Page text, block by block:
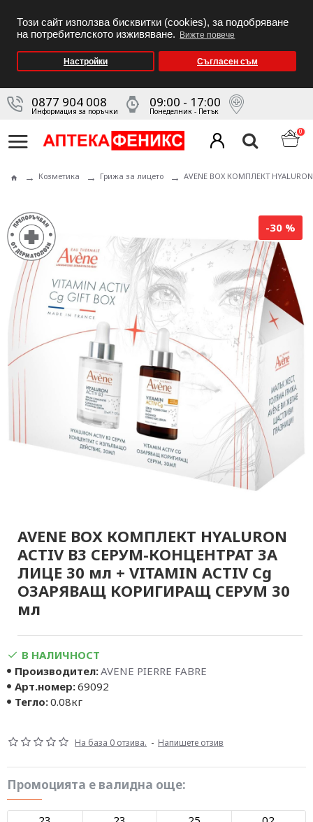
Този сайт използва бисквитки (cookies), за подобряване
на потребителското изживяване.
Вижте повече
Настройки Съгласен съм
0877 904 008
Информация за поръчки
09:00 - 17:00
Понеделник - Петък
0
Козметика Грижа за лицето AVENE BOX КОМПЛЕКТ
-30 %
AVENE BOX КОМПЛЕКТ HYALURON
ACTIV B3 СЕРУМ-КОНЦЕНТРАТ ЗА
ЛИЦЕ 30 мл + VITAMIN ACTIV Cg
ОЗАРЯВАЩ КОРИГИРАЩ СЕРУМ 30
мл
В НАЛИЧНОСТ
Производител:AVENE PIERRE FABRE
Арт.номер:69092
Тегло:0.08кг
На база 0 отзива. - Напишете отзив
Промоцията е валидна още: